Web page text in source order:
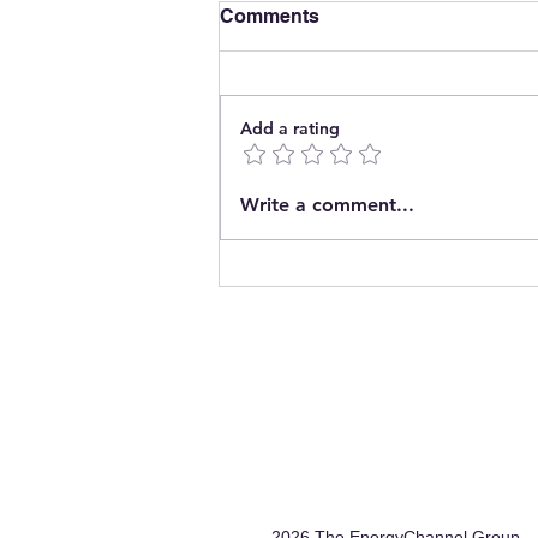
The End of Energy
Comments
Add a rating
Write a comment...